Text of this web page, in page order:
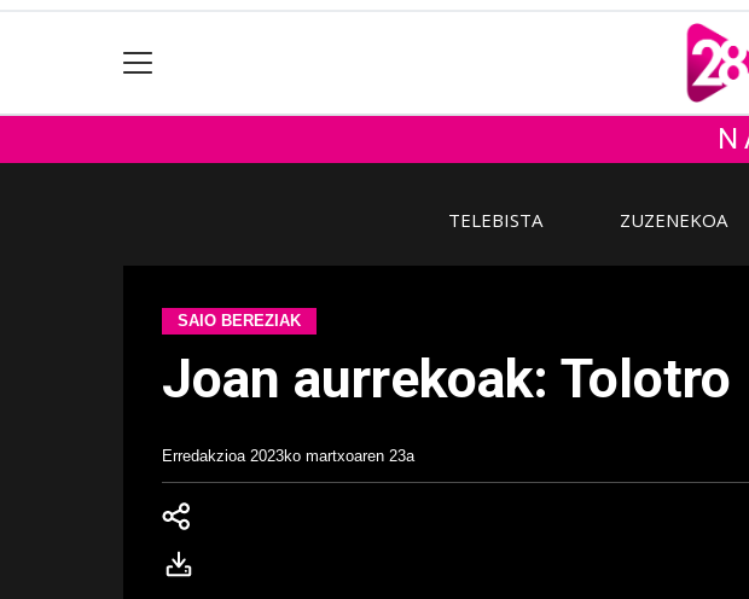
TELEBISTA ZUZENEKOA
SAIO BEREZIAK
Joan aurrekoak: Tolotro
Erredakzioa 2023ko martxoaren 23a